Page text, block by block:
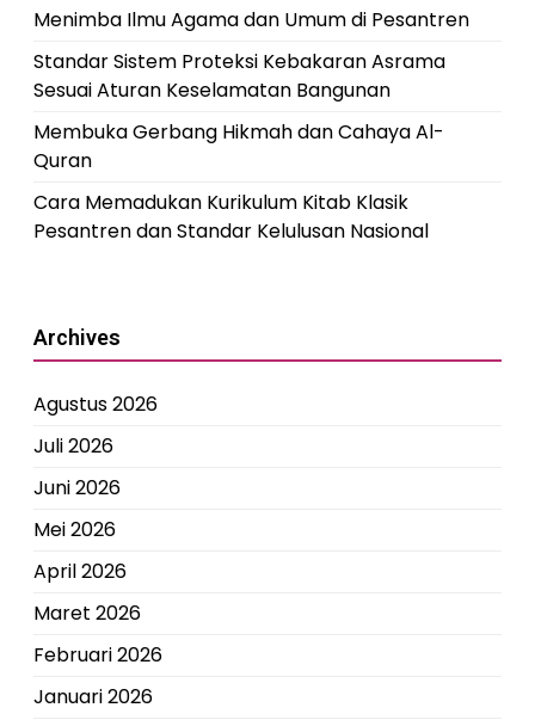
Menimba Ilmu Agama dan Umum di Pesantren
Standar Sistem Proteksi Kebakaran Asrama
Sesuai Aturan Keselamatan Bangunan
Membuka Gerbang Hikmah dan Cahaya Al-
Quran
Cara Memadukan Kurikulum Kitab Klasik
Pesantren dan Standar Kelulusan Nasional
Archives
Agustus 2026
Juli 2026
Juni 2026
Mei 2026
April 2026
Maret 2026
Februari 2026
Januari 2026